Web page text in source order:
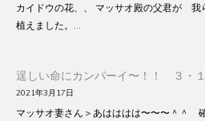
カイドウの花、、 マッサオ殿の父君が 我
植えました。…
逞しい命にカンパーイ〜！！ ３・
2021年3月17日
マッサオ妻さん＞あはははは〜〜〜＾＾